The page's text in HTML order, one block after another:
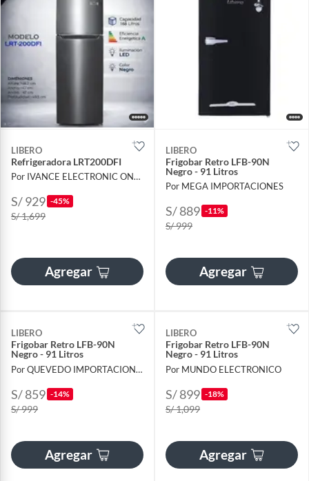
LIBERO
Refrigeradora LRT200DFI
Por IVANCE ELECTRONIC ONLINE
S/ 929 -45%
S/ 1,699
Agregar
LIBERO
Frigobar Retro LFB-90N
Negro - 91 Litros
Por MEGA IMPORTACIONES
S/ 889 -11%
S/ 999
Agregar
LIBERO
Frigobar Retro LFB-90N
Negro - 91 Litros
Por QUEVEDO IMPORTACIONES S.A.C.
S/ 859 -14%
S/ 999
Agregar
LIBERO
Frigobar Retro LFB-90N
Negro - 91 Litros
Por MUNDO ELECTRONICO
S/ 899 -18%
S/ 1,099
Agregar